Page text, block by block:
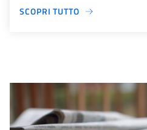
SCOPRI TUTTO